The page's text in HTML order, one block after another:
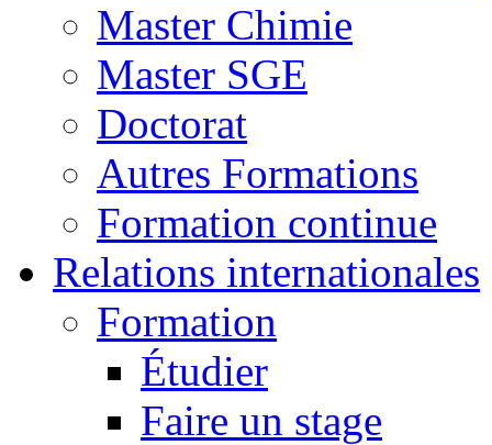
Master Chimie
Master SGE
Doctorat
Autres Formations
Formation continue
Relations internationales
Formation
Étudier
Faire un stage